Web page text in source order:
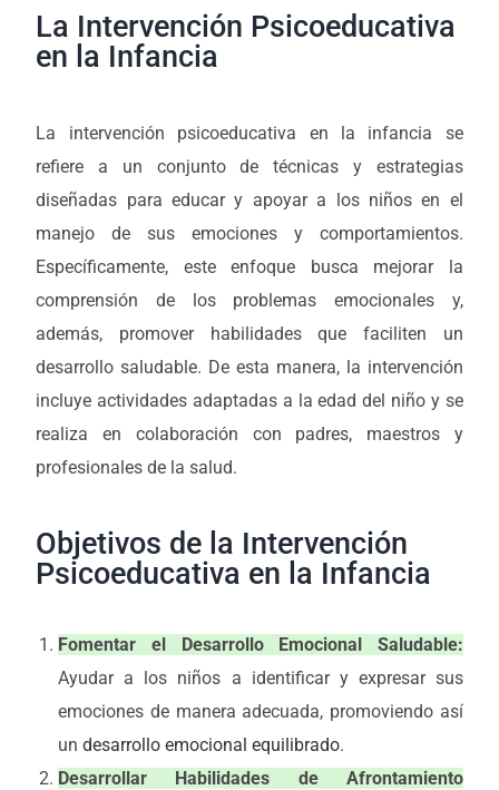
La Intervención Psicoeducativa
en la Infancia
La intervención psicoeducativa en la infancia se
refiere a un conjunto de técnicas y estrategias
diseñadas para educar y apoyar a los niños en el
manejo de sus emociones y comportamientos.
Específicamente, este enfoque busca mejorar la
comprensión de los problemas emocionales y,
además, promover habilidades que faciliten un
desarrollo saludable. De esta manera, la intervención
incluye actividades adaptadas a la edad del niño y se
realiza en colaboración con padres, maestros y
profesionales de la salud.
Objetivos de la Intervención
Psicoeducativa en la Infancia
Fomentar el Desarrollo Emocional Saludable:
Ayudar a los niños a identificar y expresar sus
emociones de manera adecuada, promoviendo así
undesarrollo emocional equilibrado.
Desarrollar Habilidades de Afrontamiento